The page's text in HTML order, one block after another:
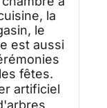
la
le
est aussi
fêtes.
artificiel